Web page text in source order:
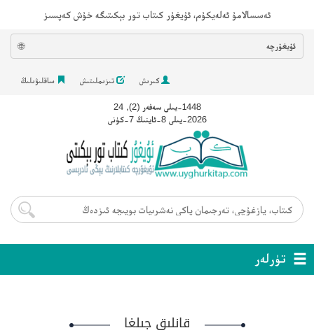
ئەسسالامۇ ئەلەيكۇم، ئۇيغۇر كىتاب تور بېكىتىگە خۇش كەپسىز
ئۇيغۇرچە 🌐
كىرىش تىزىملىتىش ساقلىۋىلىڭ
1448-يىلى سەفەر (2), 24
2026-يىلى 8-ئاينىڭ 7-كۈنى
تۈرلەر
قانلىق جىلغا